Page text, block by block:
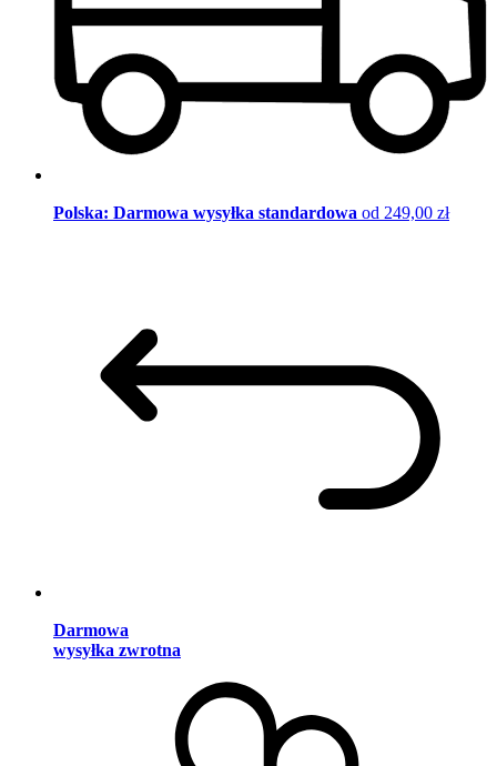
Polska: Darmowa wysyłka standardowa od 249,00 zł
Darmowa
wysyłka zwrotna